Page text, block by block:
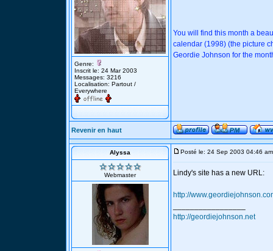
Genre:
Inscrit le: 24 Mar 2003
Messages: 3216
Localisation: Partout /
Everywhere
You will find this month a
calendar (1998) (the picture
Geordie Johnson for the
Revenir en haut
Alyssa
Webmaster
Posté le: 24 Sep 2003 04:46 am
Lindy's site has a new URL:
http://
http://geordiejohnson.net